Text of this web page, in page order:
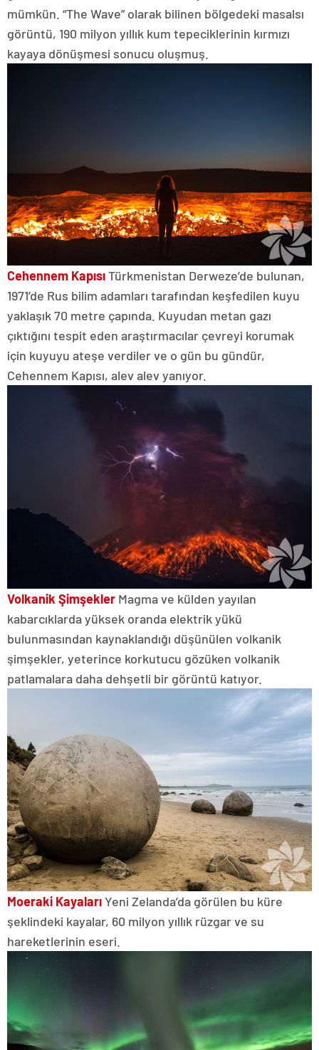
mümkün. “The Wave” olarak bilinen bölgedeki masalsı
görüntü, 190 milyon yıllık kum tepeciklerinin kırmızı
kayaya dönüşmesi sonucu oluşmuş.
Cehennem KapısıTürkmenistan Derweze’de bulunan,
1971’de Rus bilim adamları tarafından keşfedilen kuyu
yaklaşık 70 metre çapında. Kuyudan metan gazı
çıktığını tespit eden araştırmacılar çevreyi korumak
için kuyuyu ateşe verdiler ve o gün bu gündür,
Cehennem Kapısı, alev alev yanıyor.
Volkanik Şimşekler Magma ve külden yayılan
kabarcıklarda yüksek oranda elektrik yükü
bulunmasından kaynaklandığı düşünülen volkanik
şimşekler, yeterince korkutucu gözüken volkanik
patlamalara daha dehşetli bir görüntü katıyor.
Moeraki KayalarıYeni Zelanda’da görülen bu küre
şeklindeki kayalar, 60 milyon yıllık rüzgar ve su
hareketlerinin eseri.